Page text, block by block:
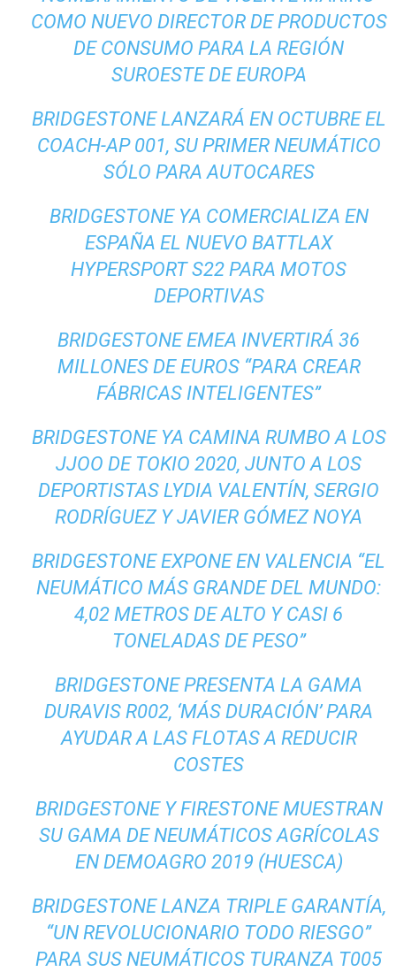
COMO NUEVO DIRECTOR DE PRODUCTOS
DE CONSUMO PARA LA REGIÓN
SUROESTE DE EUROPA
BRIDGESTONE LANZARÁ EN OCTUBRE EL
COACH-AP 001, SU PRIMER NEUMÁTICO
SÓLO PARA AUTOCARES
BRIDGESTONE YA COMERCIALIZA EN
ESPAÑA EL NUEVO BATTLAX
HYPERSPORT S22 PARA MOTOS
DEPORTIVAS
BRIDGESTONE EMEA INVERTIRÁ 36
MILLONES DE EUROS “PARA CREAR
FÁBRICAS INTELIGENTES”
BRIDGESTONE YA CAMINA RUMBO A LOS
JJOO DE TOKIO 2020, JUNTO A LOS
DEPORTISTAS LYDIA VALENTÍN, SERGIO
RODRÍGUEZ Y JAVIER GÓMEZ NOYA
BRIDGESTONE EXPONE EN VALENCIA “EL
NEUMÁTICO MÁS GRANDE DEL MUNDO:
4,02 METROS DE ALTO Y CASI 6
TONELADAS DE PESO”
BRIDGESTONE PRESENTA LA GAMA
DURAVIS R002, ‘MÁS DURACIÓN’ PARA
AYUDAR A LAS FLOTAS A REDUCIR
COSTES
BRIDGESTONE Y FIRESTONE MUESTRAN
SU GAMA DE NEUMÁTICOS AGRÍCOLAS
EN DEMOAGRO 2019 (HUESCA)
BRIDGESTONE LANZA TRIPLE GARANTÍA,
“UN REVOLUCIONARIO TODO RIESGO”
PARA SUS NEUMÁTICOS TURANZA T005